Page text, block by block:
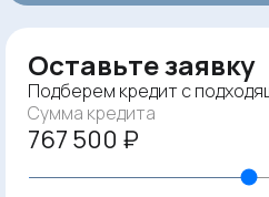
Оставьте заявку
Подберем кредит с
Сумма кредита
767 500 ₽